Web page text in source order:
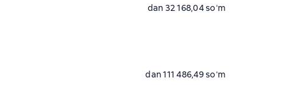
dan 32 168,04 soʻm
dan 111 486,49 soʻm